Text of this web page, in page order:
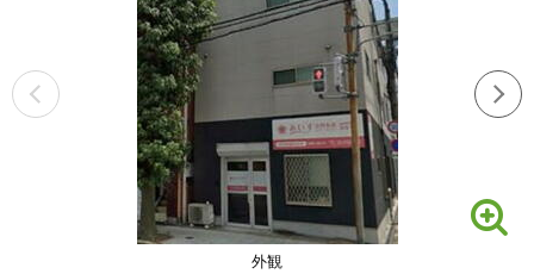
外観